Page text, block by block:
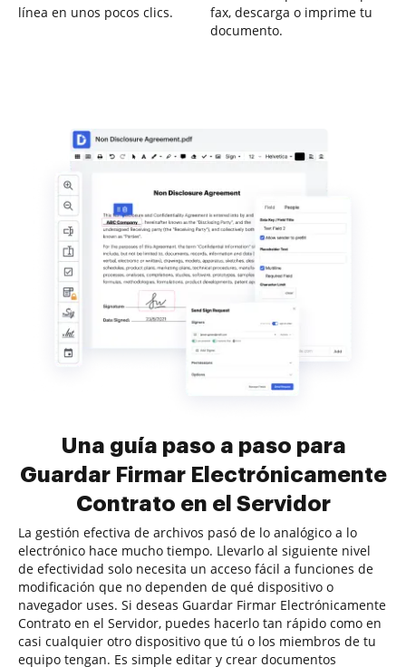
línea en unos pocos clics.
fax, descarga o imprime tu
documento.
Una guía paso a paso para
Guardar Firmar Electrónicamente
Contrato en el Servidor
La gestión efectiva de archivos pasó de lo analógico a lo
electrónico hace mucho tiempo. Llevarlo al siguiente nivel
de efectividad solo necesita un acceso fácil a funciones de
modificación que no dependen de qué dispositivo o
navegador uses. Si deseas Guardar Firmar Electrónicamente
Contrato en el Servidor, puedes hacerlo tan rápido como en
casi cualquier otro dispositivo que tú o los miembros de tu
equipo tengan. Es simple editar y crear documentos